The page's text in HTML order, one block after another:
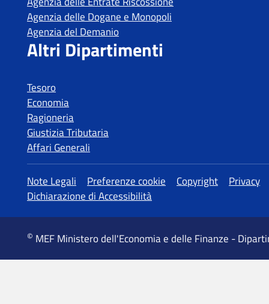
Tesoro
Economia
Ragioneria
Giustizia Tributaria
Affari Generali
MEF Ministero dell'Economia e delle Finanze -